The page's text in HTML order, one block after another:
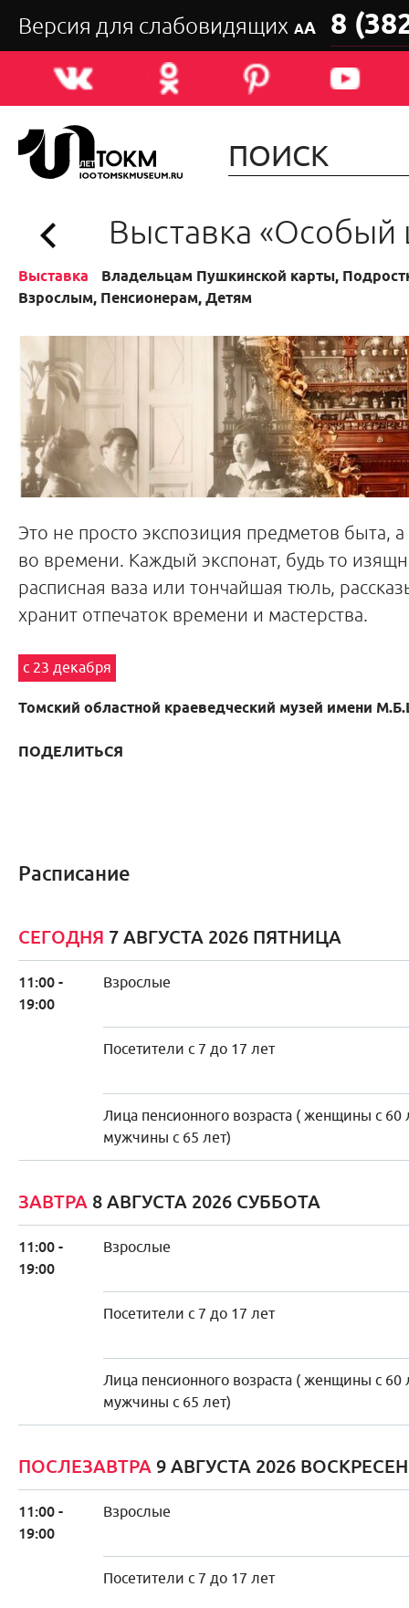
Версия для слабовидящих АА 8
Выставка
Выставка
Владельцам Пушкинской карты,
Взрослым, Пенсионерам, Детям
Это не просто экспозиция предметов быта, а
во времени. Каждый экспонат, будь то
расписная ваза или тончайшая тюль,
хранит отпечаток времени и мастерства.
с 23 декабря
Томский областной краеведческий музей имени
ПОДЕЛИТЬСЯ
Расписание
СЕГОДНЯ 7 АВГУСТА 2026 ПЯТНИЦА
11:00 -
19:00
Взрослые
Посетители с 7 до 17 лет
Лица пенсионного возраста ( женщины с 60
мужчины с 65 лет)
ЗАВТРА 8 АВГУСТА 2026 СУББОТА
11:00 -
19:00
Взрослые
Посетители с 7 до 17 лет
Лица пенсионного возраста ( женщины с 60
мужчины с 65 лет)
ПОСЛЕЗАВТРА 9 АВГУСТА 2026
11:00 -
19:00
Взрослые
Посетители с 7 до 17 лет